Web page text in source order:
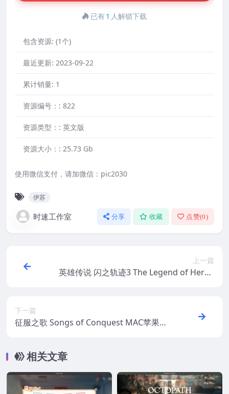
已有1 人解锁下载
包含资源: (1个)
最近更新: 2023-09-22
累计销量: 1
资源编号：: 822
资源类型：: 英文版
资源大小：: 25.73 Gb
使用微信支付，请加微信：pic2030
伊苏
时速工作室 分享 收藏 点赞(0)
上一篇
英雄传说 闪之轨迹3 The Legend of Heroe
下一篇
征服之歌 Songs of Conquest MAC苹果电
相关文章